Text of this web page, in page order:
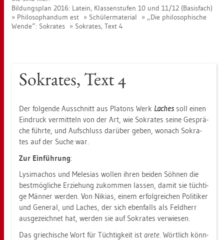
Bil­dungs­plan 2016: La­tein, Klas­sen­stu­fen 10 und 11/12 (Ba­sis­fach)
Phi­lo­so­phan­dum est
Schü­ler­ma­te­ri­al
„Die phi­lo­so­phi­sche
Wende“: So­kra­tes
So­kra­tes, Text 4
So­kra­tes, Text 4
Der fol­gen­de Aus­schnitt aus Pla­tons Werk La­ches soll einen
Ein­druck ver­mit­teln von der Art, wie So­kra­tes seine Ge­sprä­
che führ­te, und Auf­schluss dar­über geben, wo­nach So­kra­
tes auf der Suche war.
Zur Ein­füh­rung:
Ly­si­ma­chos und Me­le­si­as wol­len ihren bei­den Söh­nen die
best­mög­li­che Er­zie­hung zu­kom­men las­sen, damit sie tüch­ti­
ge Män­ner wer­den. Von Ni­ki­as, einem er­folg­rei­chen Po­li­ti­ker
und Ge­ne­ral, und La­ches, der sich eben­falls als Feld­herr
aus­ge­zeich­net hat, wer­den sie auf So­kra­tes ver­wie­sen.
Das grie­chi­sche Wort für Tüch­tig­keit ist arete. Wört­lich könn­